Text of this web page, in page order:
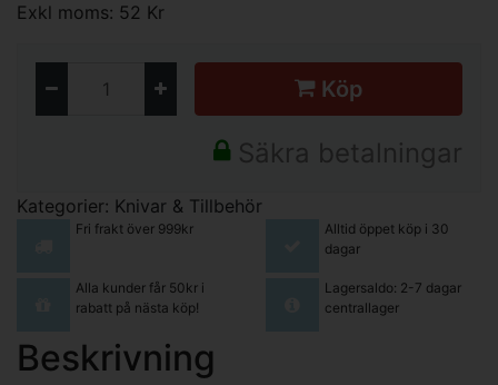
Exkl moms: 52 Kr
Köp
Säkra betalningar
Kategorier: Knivar & Tillbehör
Fri frakt över 999kr
Alltid öppet köp i 30
dagar
Alla kunder får 50kr i
rabatt på nästa köp!
Lagersaldo: 2-7 dagar
centrallager
Beskrivning